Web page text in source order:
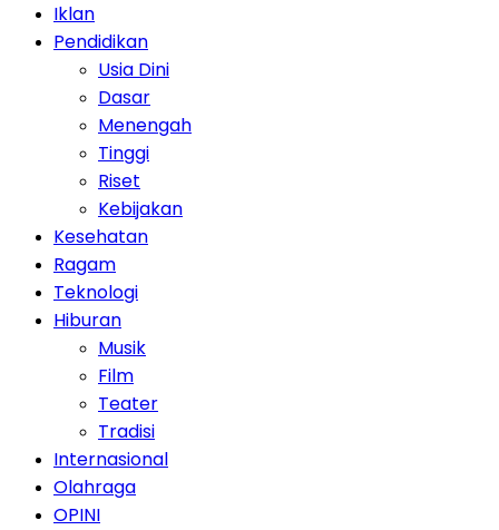
Iklan
Pendidikan
Usia Dini
Dasar
Menengah
Tinggi
Riset
Kebijakan
Kesehatan
Ragam
Teknologi
Hiburan
Musik
Film
Teater
Tradisi
Internasional
Olahraga
OPINI